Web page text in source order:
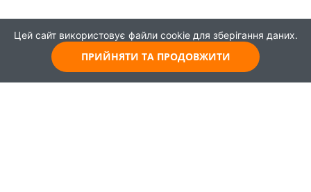
Цей сайт використовує файли cookie для зберігання даних.
ПРИЙНЯТИ ТА ПРОДОВЖИТИ